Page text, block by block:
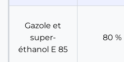
Gazole et
super-
éthanol E 85
80 %